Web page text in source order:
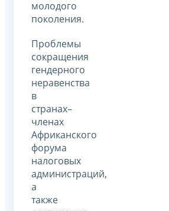
молодого
поколения.
Проблемы
сокращения
гендерного
неравенства
в
странах–
членах
Африканского
форума
налоговых
администраций,
а
также